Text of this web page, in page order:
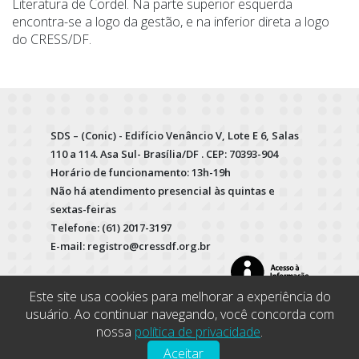
Literatura de Cordel. Na parte superior esquerda
encontra-se a logo da gestão, e na inferior direta a logo
do CRESS/DF.
SDS – (Conic) - Edifício Venâncio V, Lote E 6, Salas
110 a 114. Asa Sul- Brasília/DF . CEP: 70393-904
Horário de funcionamento: 13h-19h
Não há atendimento presencial às quintas e
sextas-feiras
Telefone: (61) 2017-3197
E-mail: registro@cressdf.org.br
Este site usa cookies para melhorar a experiência do
usuário. Ao continuar navegando, você concorda com
nossa política de privacidade.
Aceitar